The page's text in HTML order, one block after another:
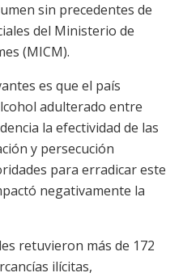
sin precedentes de
del Ministerio de
(MICM).
es que el país
adulterado entre
la efectividad de las
y persecución
para erradicar este
negativamente la
retuvieron más de 172
ilícitas,